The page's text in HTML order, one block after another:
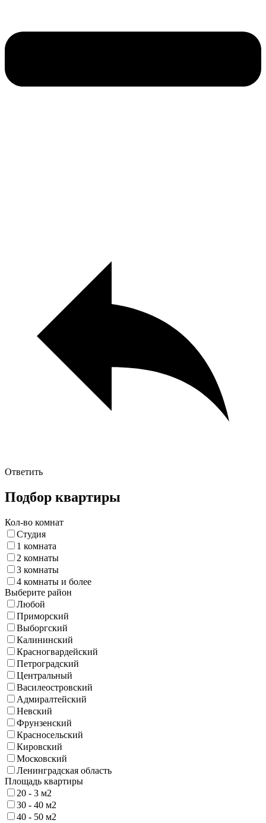
Ответить
Подбор квартиры
Кол-во комнат
Студия
1 комната
2 комнаты
3 комнаты
4 комнаты и более
Выберите район
Любой
Приморский
Выборгский
Калининский
Красногвардейский
Петроградский
Центральный
Василеостровский
Адмиралтейский
Невский
Фрунзенский
Красносельский
Кировский
Московский
Ленинградская область
Площадь квартиры
20 - 3 м2
30 - 40 м2
40 - 50 м2